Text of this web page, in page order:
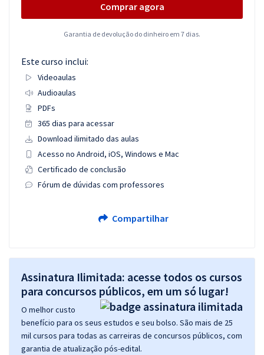
Comprar agora
Garantia de devolução do dinheiro em 7 dias.
Este curso inclui:
Videoaulas
Audioaulas
PDFs
365 dias para acessar
Download ilimitado das aulas
Acesso no Android, iOS, Windows e Mac
Certificado de conclusão
Fórum de dúvidas com professores
Compartilhar
Assinatura Ilimitada: acesse todos os cursos
para concursos públicos, em um só lugar!
O melhor custo
benefício para os seus estudos e seu bolso. São mais de 25
mil cursos para todas as carreiras de concursos públicos, com
garantia de atualização pós-edital.